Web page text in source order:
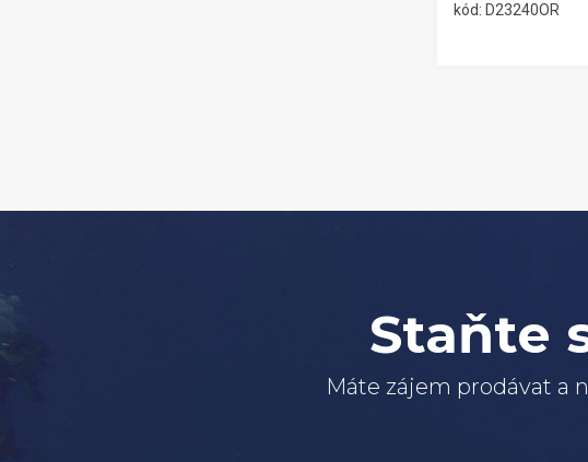
kód: D23240OR
Staňte
Máte zájem prodávat a